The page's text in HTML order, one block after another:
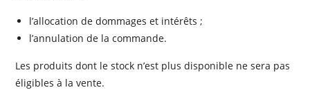
l’allocation de dommages et intérêts ;
l’annulation de la commande.
Les produits dont le stock n’est plus disponible ne sera pas
éligibles à la vente.